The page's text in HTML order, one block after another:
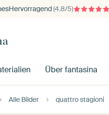
Hervorragend(4.8/5)
Über fantasina
Alle Bilder quattro stagioni